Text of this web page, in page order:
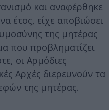
και αναφέρθηκε
έτος, είχε αποβιώσει
της μητέρας
που προβληματίζει
οι Αρμόδιες
Αρχές διερευνούν τα
της μητέρας.